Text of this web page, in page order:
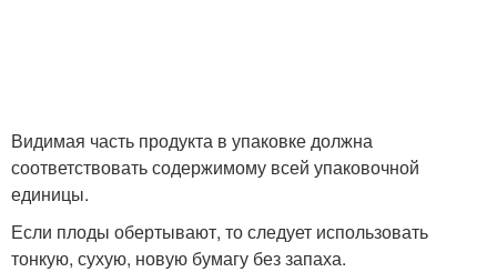
Видимая часть продукта в упаковке должна
соответствовать содержимому всей упаковочной
единицы.
Если плоды обертывают, то следует использовать
тонкую, сухую, новую бумагу без запаха.